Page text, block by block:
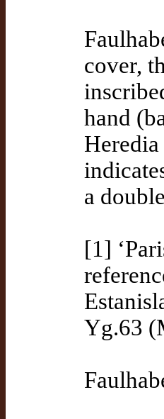
cover,
hand
a
[1]
Yg.63